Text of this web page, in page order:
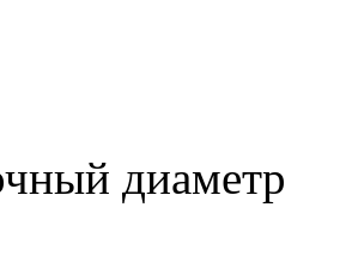
диаметр